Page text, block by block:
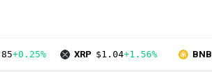
+0.25% XRP $1.04+1.56% BNB